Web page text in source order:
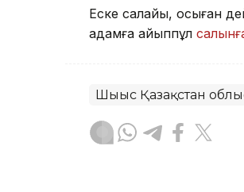
Еске салайық, осыған
адамға айыппұл
Шығыс Қазақстан